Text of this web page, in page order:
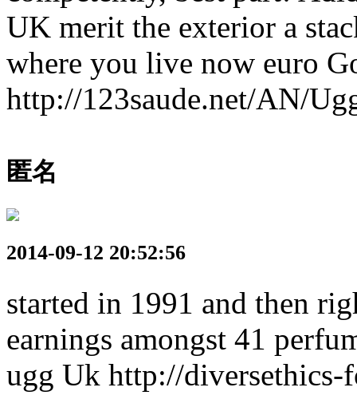
UK merit the exterior a
where you live now euro
http://123saude.net/AN/
匿名
2014-09-12 20:52:56
started in 1991 and then
earnings amongst 41
ugg Uk http://